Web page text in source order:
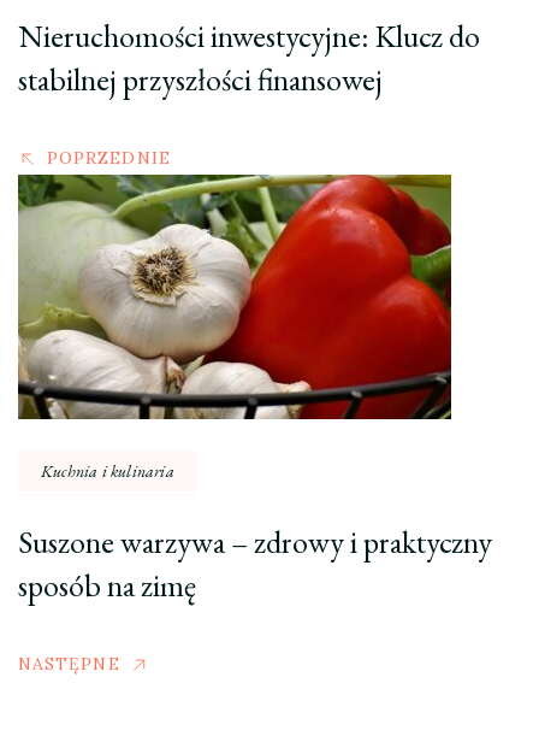
Nieruchomości inwestycyjne: Klucz do
stabilnej przyszłości finansowej
POPRZEDNIE
Kuchnia i kulinaria
Suszone warzywa – zdrowy i praktyczny
sposób na zimę
NASTĘPNE